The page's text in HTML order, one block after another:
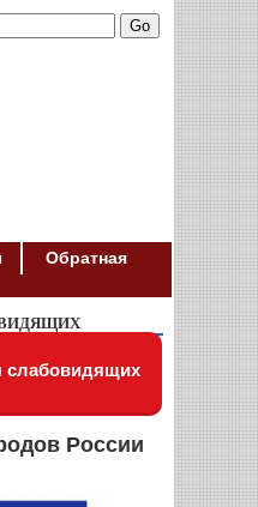
Обратная
России